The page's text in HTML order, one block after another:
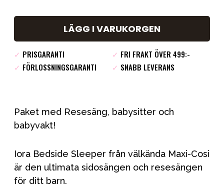
LÄGG I VARUKORGEN
✓ PRISGARANTI ✓ FRI FRAKT ÖVER 499:-
✓ FÖRLOSSNINGSGARANTI ✓ SNABB LEVERANS
Paket med Resesäng, babysitter och
babyvakt!
Iora Bedside Sleeper från välkända Maxi-Cosi
är den ultimata sidosängen och resesängen
för ditt barn.